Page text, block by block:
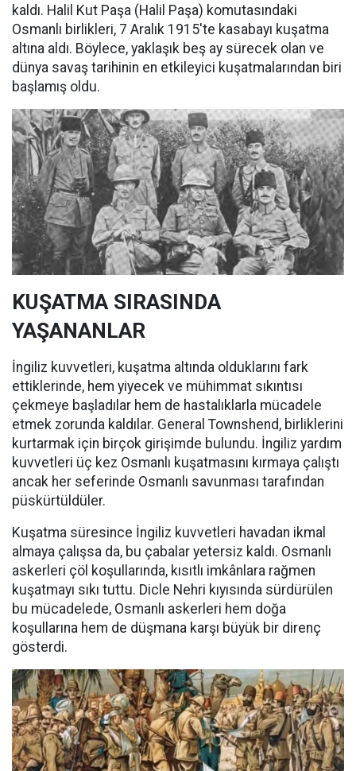
kaldı. Halil Kut Paşa (Halil Paşa) komutasındaki
Osmanlı birlikleri, 7 Aralık 1915'te kasabayı kuşatma
altına aldı. Böylece, yaklaşık beş ay sürecek olan ve
dünya savaş tarihinin en etkileyici kuşatmalarından biri
başlamış oldu.
KUŞATMA SIRASINDA
YAŞANANLAR
İngiliz kuvvetleri, kuşatma altında olduklarını fark
ettiklerinde, hem yiyecek ve mühimmat sıkıntısı
çekmeye başladılar hem de hastalıklarla mücadele
etmek zorunda kaldılar. General Townshend, birliklerini
kurtarmak için birçok girişimde bulundu. İngiliz yardım
kuvvetleri üç kez Osmanlı kuşatmasını kırmaya çalıştı
ancak her seferinde Osmanlı savunması tarafından
püskürtüldüler.
Kuşatma süresince İngiliz kuvvetleri havadan ikmal
almaya çalışsa da, bu çabalar yetersiz kaldı. Osmanlı
askerleri çöl koşullarında, kısıtlı imkânlara rağmen
kuşatmayı sıkı tuttu. Dicle Nehri kıyısında sürdürülen
bu mücadelede, Osmanlı askerleri hem doğa
koşullarına hem de düşmana karşı büyük bir direnç
gösterdi.